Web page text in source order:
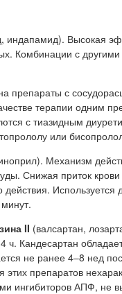
индапамид). Высокая
Комбинации с
препараты с
терапии одним
с тиазидным
или
Механизм
Снижая приток
II (валсартан,
ч. Кандесартан
не ранее 4–8 нед
препаратов
ингибиторов АПФ, не